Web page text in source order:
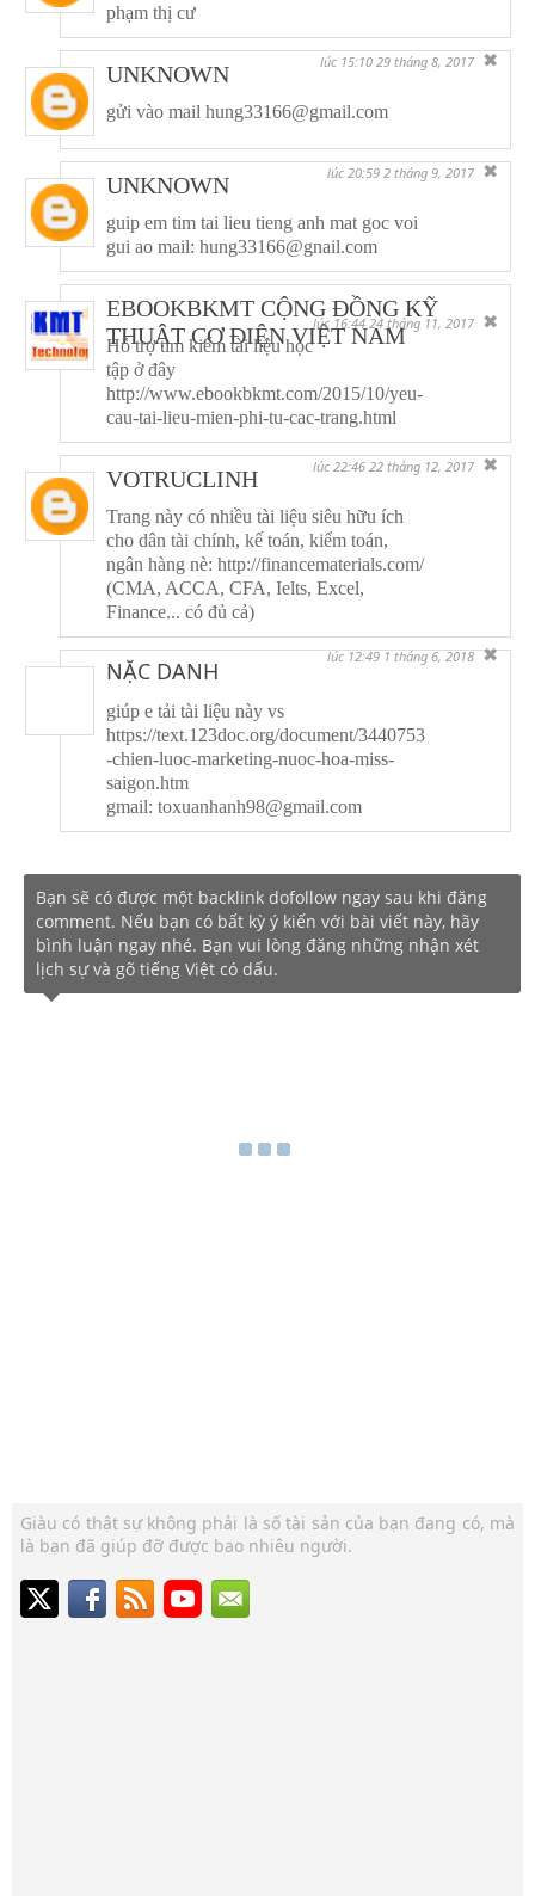
phạm thị cư
UNKNOWN lúc 15:10 29 tháng 8, 2017 ✖
gửi vào mail hung33166@gmail.com
UNKNOWN lúc 20:59 2 tháng 9, 2017 ✖
guip em tim tai lieu tieng anh mat goc voi
gui ao mail: hung33166@gnail.com
EBOOKBKMT CỘNG ĐỒNG KỸ
THUẬT CƠ ĐIỆN VIỆT NAM
lúc 16:44 24 tháng 11, 2017 ✖
Hỗ trợ tìm kiếm tài liệu học
tập ở đây
http://www.ebookbkmt.com/2015/10/yeu-
cau-tai-lieu-mien-phi-tu-cac-trang.html
VOTRUCLINH lúc 22:46 22 tháng 12, 2017 ✖
Trang này có nhiều tài liệu siêu hữu ích
cho dân tài chính, kế toán, kiểm toán,
ngân hàng nè: http://financematerials.com/
(CMA, ACCA, CFA, Ielts, Excel,
Finance... có đủ cả)
NẶC DANH
lúc 12:49 1 tháng 6, 2018 ✖
giúp e tải tài liệu này vs
https://text.123doc.org/document/3440753
-chien-luoc-marketing-nuoc-hoa-miss-
saigon.htm
gmail: toxuanhanh98@gmail.com
Bạn sẽ có được một backlink dofollow ngay sau khi đăng
comment. Nếu bạn có bất kỳ ý kiến với bài viết này, hãy
bình luận ngay nhé. Bạn vui lòng đăng những nhận xét
lịch sự và gõ tiếng Việt có dấu.
Giàu có thật sự không phải là số tài sản của bạn đang có, mà
là bạn đã giúp đỡ được bao nhiêu người.